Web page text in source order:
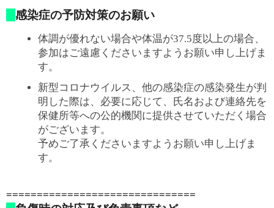
感染症の予防対策のお願い
体調が優れない場合や体温が37.5度以上の場合、
参加はご遠慮くださいますようお願い申し上げま
す。
新型コロナウイルス、他の感染症の感染発生が判
明した際は、必要に応じて、氏名および連絡先を
保健所等への公的機関に提供させていただく場合
がございます。
予めご了承くださいますようお願い申し上げま
す。
===============================